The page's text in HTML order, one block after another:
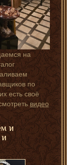
на
по
есть своё
видео
и